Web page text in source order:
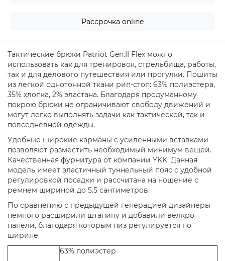
Рассрочка online
Тактические брюки Patriot Gen.II Flex можно
использовать как для тренировок, стрельбища, работы,
так и для делового путешествия или прогулки. Пошиты
из легкой однотонной ткани рип-стоп: 63% полиэстера,
35% хлопка, 2% эластана. Благодаря продуманному
покрою брюки не ограничивают свободу движений и
могут легко выполнять задачи как тактической, так и
повседневной одежды.
Удобные широкие карманы с усиленными вставками
позволяют разместить необходимый минимум вещей.
Качественная фурнитура от компании YKK. Данная
модель имеет эластичный туннельный пояс с удобной
регулировкой посадки и рассчитана на ношение с
ремнем шириной до 5.5 сантиметров.
По сравнению с предыдущей генерацией дизайнеры
немного расширили штанину и добавили велкро
панели, благодаря которым низ регулируется по
ширине.
63% полиэстер